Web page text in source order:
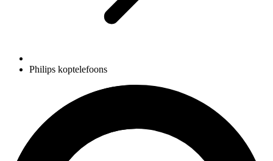
Philips koptelefoons